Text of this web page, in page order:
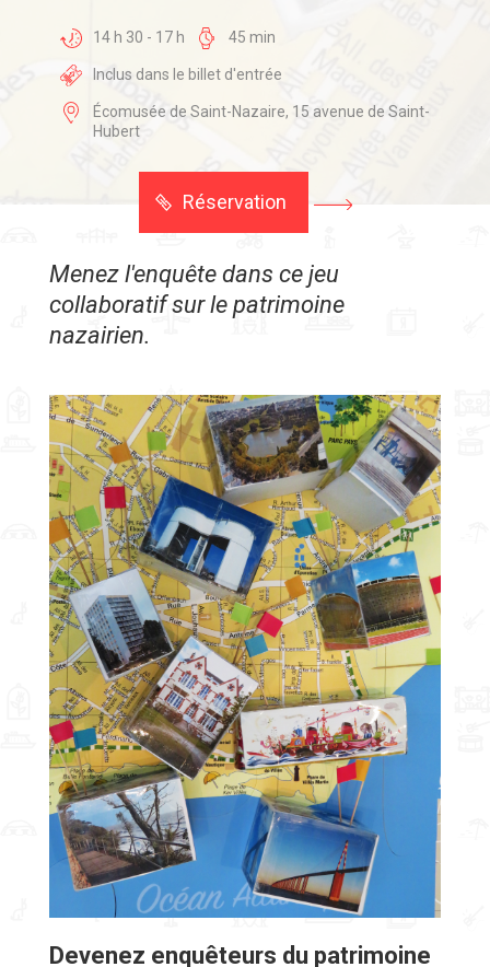
14 h 30 - 17 h 45 min
Inclus dans le billet d'entrée
Écomusée de Saint-Nazaire, 15 avenue de Saint-
Hubert
Réservation
Menez l'enquête dans ce jeu
collaboratif sur le patrimoine
nazairien.
Devenez enquêteurs du patrimoine